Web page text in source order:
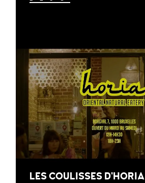
LES COULISSES D’HORIA